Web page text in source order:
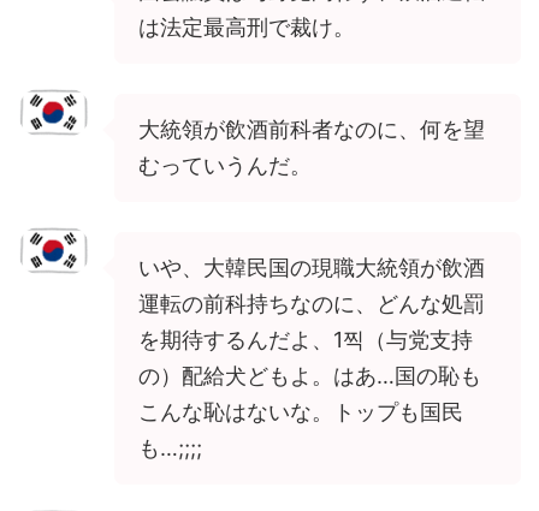
は法定最高刑で裁け。
大統領が飲酒前科者なのに、何を望
むっていうんだ。
いや、大韓民国の現職大統領が飲酒
運転の前科持ちなのに、どんな処罰
を期待するんだよ、1찍（与党支持
の）配給犬どもよ。はあ…国の恥も
こんな恥はないな。トップも国民
も…;;;;